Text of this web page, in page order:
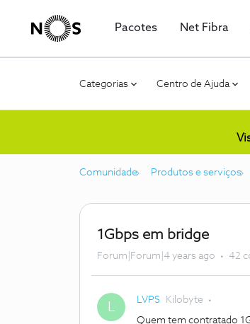
Pacotes Net Fibra
Categorias Centro de Ajuda
Comunidade Produtos e serviços
1Gbps em bridge
Forum|Forum|4 years ago 42
L LVPS Kilobyte
Quem tem contratado